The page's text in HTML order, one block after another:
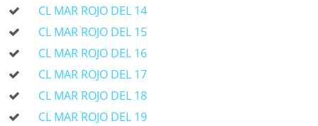
CL MAR ROJO DEL 14
CL MAR ROJO DEL 15
CL MAR ROJO DEL 16
CL MAR ROJO DEL 17
CL MAR ROJO DEL 18
CL MAR ROJO DEL 19